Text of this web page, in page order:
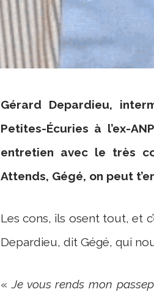
Gérard Depardieu,
Petites-Écuries à l’ex-
entretien avec le très
Attends, Gégé, on peut
Les cons, ils osent tout, et
Depardieu, dit Gégé, qui
«Je vous rends mon